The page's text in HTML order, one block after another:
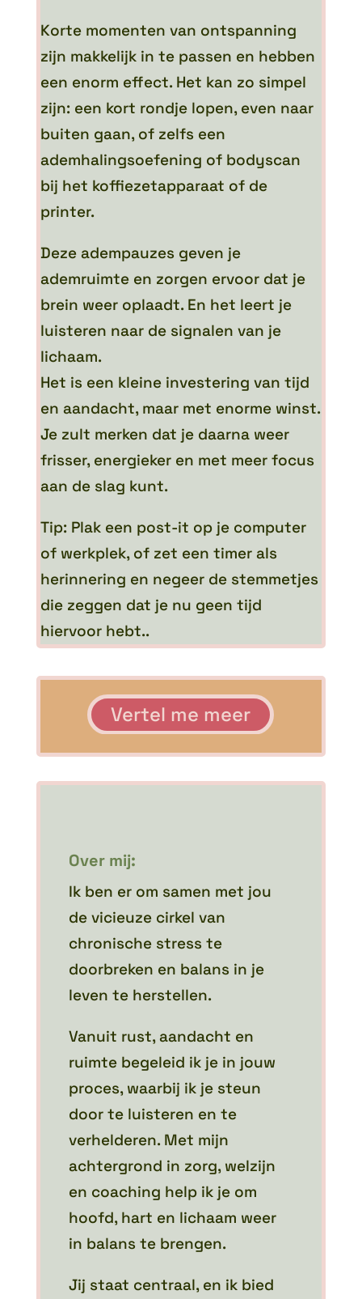
Korte momenten van ontspanning
zijn makkelijk in te passen en hebben
een enorm effect. Het kan zo simpel
zijn: een kort rondje lopen, even naar
buiten gaan, of zelfs een
ademhalingsoefening of bodyscan
bij het koffiezetapparaat of de
printer.
Deze adempauzes geven je
ademruimte en zorgen ervoor dat je
brein weer oplaadt. En het leert je
luisteren naar de signalen van je
lichaam.
Het is een kleine investering van tijd
en aandacht, maar met enorme winst.
Je zult merken dat je daarna weer
frisser, energieker en met meer focus
aan de slag kunt.
Tip: Plak een post-it op je computer
of werkplek, of zet een timer als
herinnering en negeer de stemmetjes
die zeggen dat je nu geen tijd
hiervoor hebt..
Vertel me meer
Over mij:
Ik ben er om samen met jou
de vicieuze cirkel van
chronische stress te
doorbreken en balans in je
leven te herstellen.
Vanuit rust, aandacht en
ruimte begeleid ik je in jouw
proces, waarbij ik je steun
door te luisteren en te
verhelderen. Met mijn
achtergrond in zorg, welzijn
en coaching help ik je om
hoofd, hart en lichaam weer
in balans te brengen.
Jij staat centraal, en ik bied